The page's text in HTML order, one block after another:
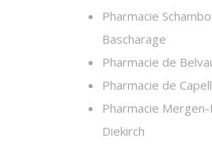
Pharmacie
Bascharage
Pharmacie de
Pharmacie de
Pharmacie
Diekirch